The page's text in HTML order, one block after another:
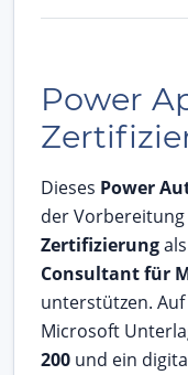
Power
Dieses Power
der
Zertifizierung
Consultant für
unterstützen.
Microsoft
200 und ein